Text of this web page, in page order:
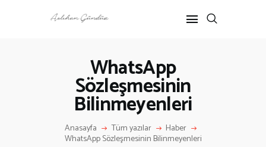
WhatsApp
Sözleşmesinin
Bilinmeyenleri
Anasayfa Tüm yazılar Haber
WhatsApp Sözleşmesinin Bilinmeyenleri
ANASAYFA
RÖPORTAJ
ANNE-ÇOCUK
KÜLTÜR SANAT